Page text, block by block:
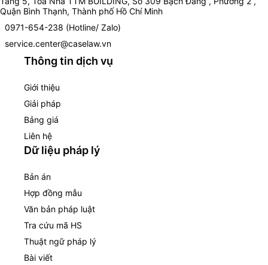
Quận Bình Thạnh, Thành phố Hồ Chí Minh
0971-654-238 (Hotline/ Zalo)
service.center@caselaw.vn
Thông tin dịch vụ
Giới thiệu
Giải pháp
Bảng giá
Liên hệ
Dữ liệu pháp lý
Bản án
Hợp đồng mẫu
Văn bản pháp luật
Tra cứu mã HS
Thuật ngữ pháp lý
Bài viết